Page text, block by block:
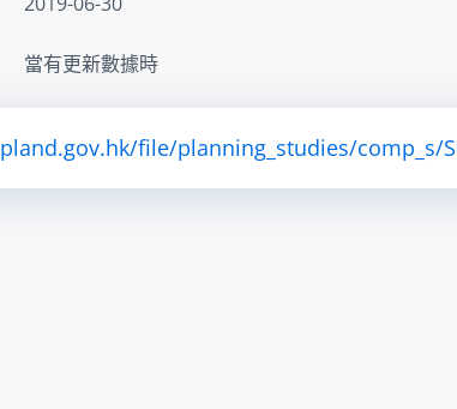
當有更新數據時
file/planning_studies/comp_s/